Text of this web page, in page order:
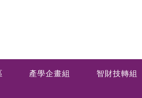
產學企畫組 智財技轉組